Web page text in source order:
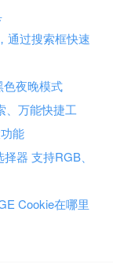
通过搜索框快速
色夜晚模式
、万能快捷工
能
器 支持RGB、
Cookie在哪里